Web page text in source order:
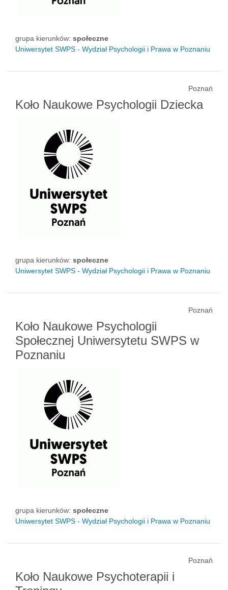
grupa kierunków: społeczne
Uniwersytet SWPS - Wydział Psychologii i Prawa w Poznaniu
Poznań
Koło Naukowe Psychologii Dziecka
grupa kierunków: społeczne
Uniwersytet SWPS - Wydział Psychologii i Prawa w Poznaniu
Poznań
Koło Naukowe Psychologii
Społecznej Uniwersytetu SWPS w
Poznaniu
grupa kierunków: społeczne
Uniwersytet SWPS - Wydział Psychologii i Prawa w Poznaniu
Poznań
Koło Naukowe Psychoterapii i